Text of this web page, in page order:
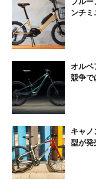
さらに進んで行くと壮
開放的な景色がどこま
ような建物が見えてき
いる。何の施設だろう
と“鹿島海軍航空隊基地
の施設跡らしい。なる
和田岬を抜け、しばら
左側には湿地帯が広が
んの野鳥類が訪れるこ
鼻で見られる野鳥観察
で紹介されていた。い
ョロと探してみたが、
た。
までやってきた。時刻
認したが、まだ半分も
よりも大変かも。ここ
き締める、ここからは
り」を目指してひたすら
12時半、霞ヶ浦大橋の
ので、少しホッとする
トバイと自転車も結構
ンチミ
オルベ
競争で
キャノ
型が発